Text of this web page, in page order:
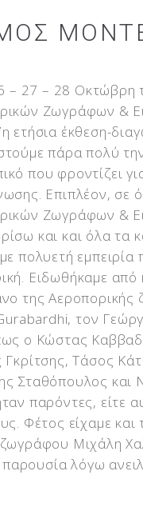
– 27 – 28
Ζωγράφων &
ετήσια έκθεση-
πάρα πολύ
που φροντίζει
Επιπλέον, σε
Ζωγράφων &
και και όλα τα
πολυετή
Ειδωθήκαμε
της Αεροπορικής
τον
ο Κώστας
Γκρίτσης, Τάσος
Σταθόπουλος
παρόντες, είτε
Φέτος είχαμε
Μιχάλη
παρουσία λόγω